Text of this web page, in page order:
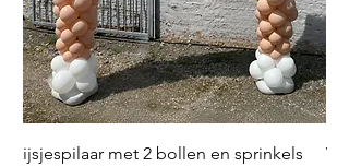
ijsjespilaar met 2 bollen en sprinkels